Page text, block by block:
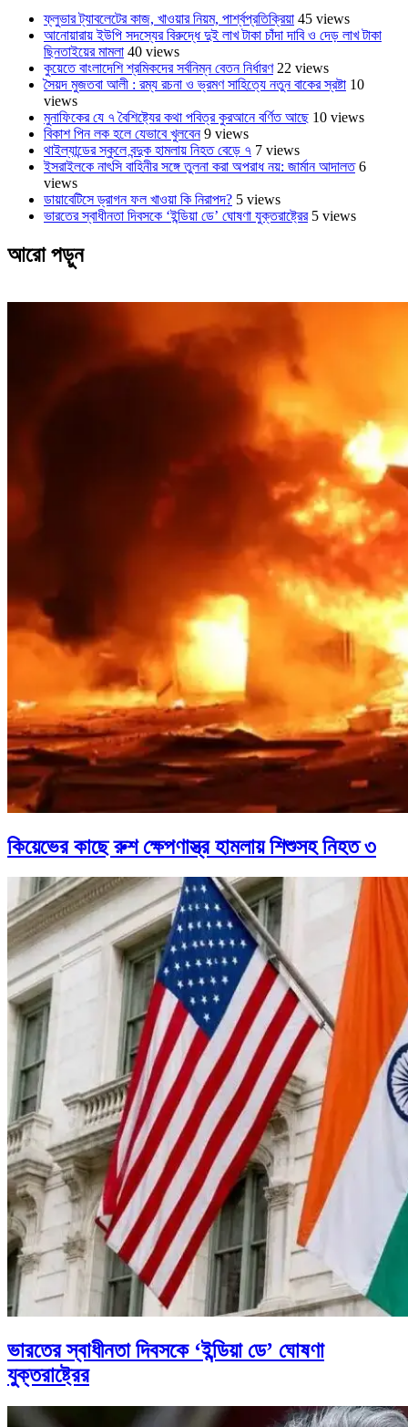
ফ্লুভার ট্যাবলেটের কাজ, খাওয়ার নিয়ম, পার্শ্বপ্রতিক্রিয়া 45 views
আনোয়ারায় ইউপি সদস্যের বিরুদ্ধে দুই লাখ টাকা চাঁদা দাবি ও দেড় লাখ টাকা
ছিনতাইয়ের মামলা 40 views
কুয়েতে বাংলাদেশি শ্রমিকদের সর্বনিম্ন বেতন নির্ধারণ 22 views
সৈয়দ মুজতবা আলী : রম্য রচনা ও ভ্রমণ সাহিত্যে নতুন বাকের স্রষ্টা 10
views
মুনাফিকের যে ৭ বৈশিষ্ট্যের কথা পবিত্র কুরআনে বর্ণিত আছে 10 views
বিকাশ পিন লক হলে যেভাবে খুলবেন 9 views
থাইল্যান্ডের স্কুলে বন্দুক হামলায় নিহত বেড়ে ৭ 7 views
ইসরাইলকে নাৎসি বাহিনীর সঙ্গে তুলনা করা অপরাধ নয়: জার্মান আদালত 6
views
ডায়াবেটিসে ড্রাগন ফল খাওয়া কি নিরাপদ? 5 views
ভারতের স্বাধীনতা দিবসকে ‘ইন্ডিয়া ডে’ ঘোষণা যুক্তরাষ্ট্রের 5 views
আরো পড়ুন
কিয়েভের কাছে রুশ ক্ষেপণাস্ত্র হামলায় শিশুসহ নিহত ৩
ভারতের স্বাধীনতা দিবসকে ‘ইন্ডিয়া ডে’ ঘোষণা
যুক্তরাষ্ট্রের